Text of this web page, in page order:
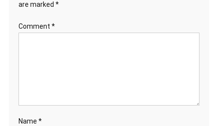
are marked *
Comment *
Name *